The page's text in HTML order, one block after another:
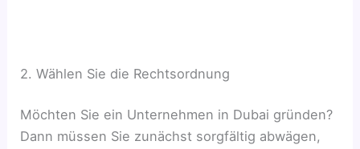
2. Wählen Sie die Rechtsordnung
Möchten Sie ein Unternehmen in Dubai gründen?
Dann müssen Sie zunächst sorgfältig abwägen,